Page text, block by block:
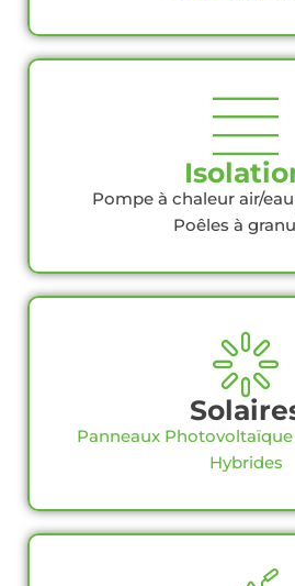
Pompe à chaleur air/eau
Poêles à
Panneaux
Hybrides